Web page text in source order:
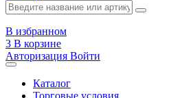
В избранном
3 В корзине
Авторизация Войти
Каталог
Торговые условия